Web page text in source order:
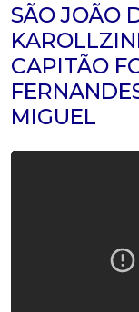
SÃO JOÃO
CAPITÃO
MIGUEL